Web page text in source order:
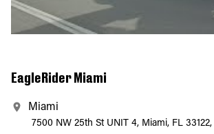
EagleRider Miami
Miami
7500 NW 25th St UNIT 4, Miami, FL